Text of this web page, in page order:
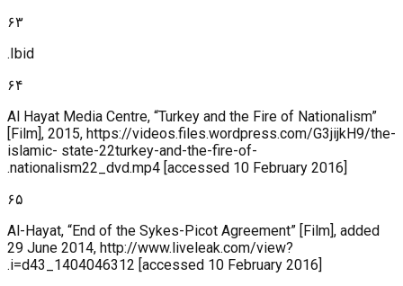
۶۳
Ibid.
۶۴
Al Hayat Media Centre, “Turkey and the Fire of Nationalism”
[Film], 2015, https://videos.files.wordpress.com/G3jijkH9/the-
islamic- state-22turkey-and-the-fire-of-
nationalism22_dvd.mp4 [accessed 10 February 2016].
۶۵
Al-Hayat, “End of the Sykes-Picot Agreement” [Film], added
29 June 2014, http://www.liveleak.com/view?
i=d43_1404046312 [accessed 10 February 2016].